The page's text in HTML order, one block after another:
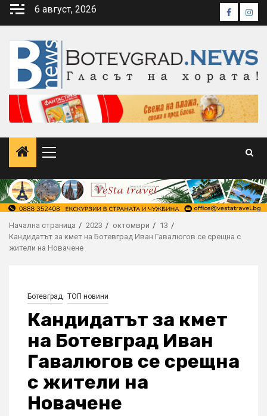
Skip
6 август, 2026 Facebook
Primary
Начална страница 2023 октомври
13
Кандидатът за кмет на Ботевград Иван Гавалюгов се срещна с
жители на Новачене
Ботевград ТОП новини
Кандидатът за кмет
на Ботевград Иван
Гавалюгов се срещна
с жители на
Новачене